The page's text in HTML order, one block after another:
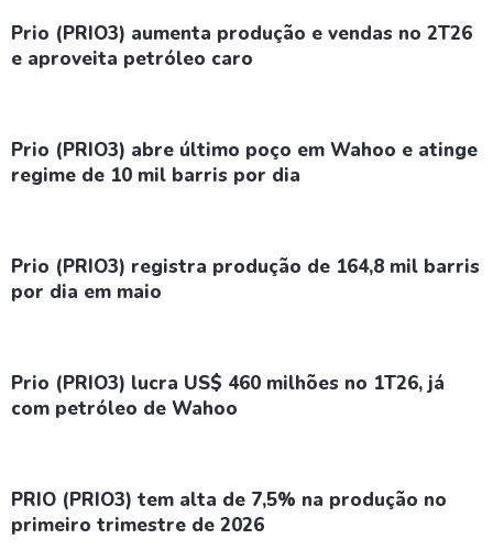
Prio (PRIO3) aumenta produção e vendas no 2T26
e aproveita petróleo caro
Prio (PRIO3) abre último poço em Wahoo e atinge
regime de 10 mil barris por dia
Prio (PRIO3) registra produção de 164,8 mil barris
por dia em maio
Prio (PRIO3) lucra US$ 460 milhões no 1T26, já
com petróleo de Wahoo
PRIO (PRIO3) tem alta de 7,5% na produção no
primeiro trimestre de 2026